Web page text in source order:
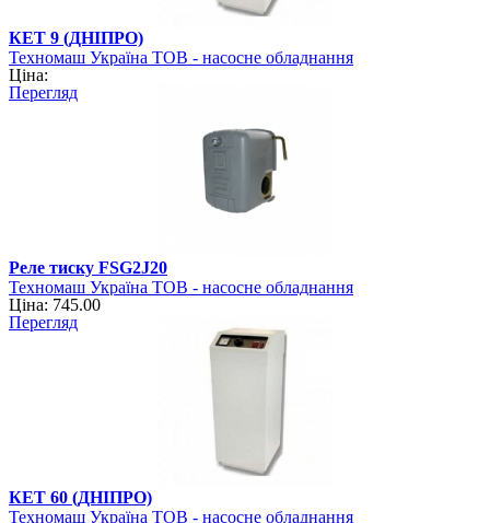
КЕТ 9 (ДНІПРО)
Техномаш Україна ТОВ - насосне обладнання
Ціна:
Перегляд
Реле тиску FSG2J20
Техномаш Україна ТОВ - насосне обладнання
Ціна: 745.00
Перегляд
КЕТ 60 (ДНІПРО)
Техномаш Україна ТОВ - насосне обладнання